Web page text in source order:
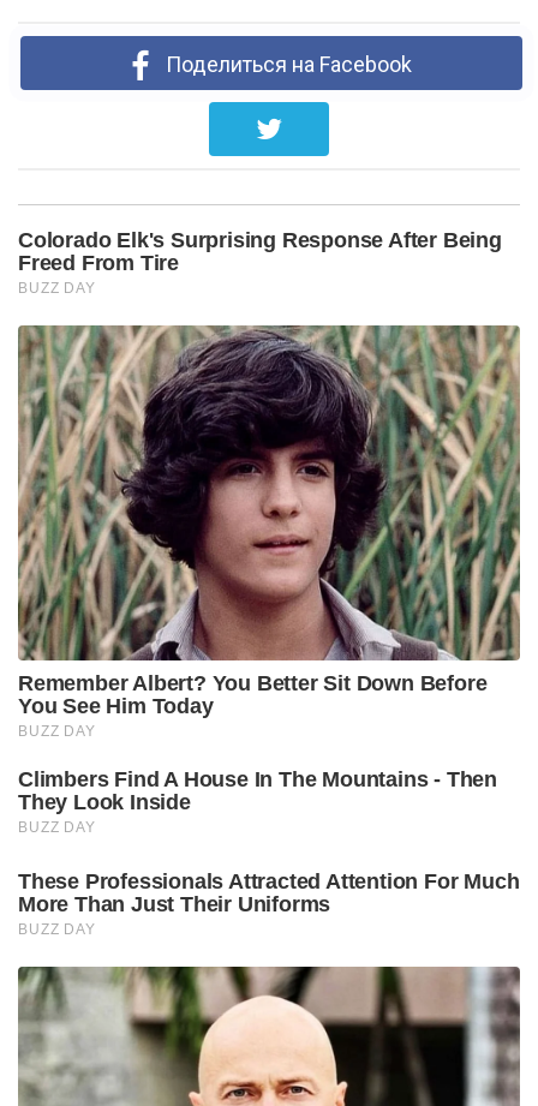
Поделиться на Facebook